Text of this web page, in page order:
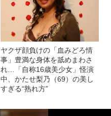
ヤクザ顔負けの「血みどろ情
事」豊満な身体を舐めまわさ
れ…「自称16歳美少女」怪演
中、かたせ梨乃（69）の美し
すぎる“熟れ方”